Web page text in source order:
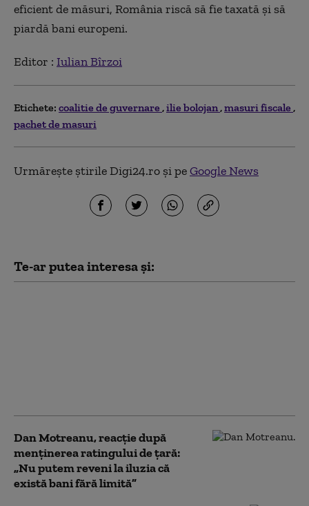
eficient de măsuri, România riscă să fie taxată și să
piardă bani europeni.
Editor : Iulian Bîrzoi
Etichete: coalitie de guvernare ilie bolojan masuri fiscale
pachet de masuri
Urmărește știrile Digi24.ro și peGoogle News
Te-ar putea interesa și:
Dan Motreanu, reacție după
menținerea ratingului de țară:
„Nu putem reveni la iluzia că
există bani fără limită”